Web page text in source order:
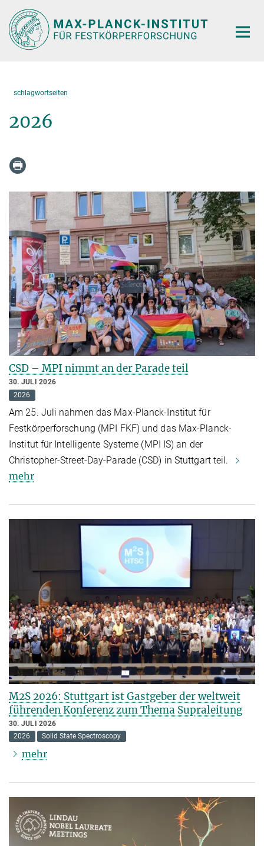
Hauptinhalt
schlagwortseiten
2026
CSD – MPI nimmt an der Parade teil
30. JULI 2026
2026
Am 25. Juli nahmen das Max-Planck-Institut für
Festkörperforschung (MPI FKF) und das Max-Planck-
Institut für Intelligente Systeme (MPI IS) an der
Christopher-Street-Day-Parade (CSD) in Stuttgart teil.
mehr
M2S 2026: Stuttgart ist Gastgeber der weltweit
führenden Konferenz zum Thema Supraleitung
30. JULI 2026
2026
Solid State Spectroscopy
mehr